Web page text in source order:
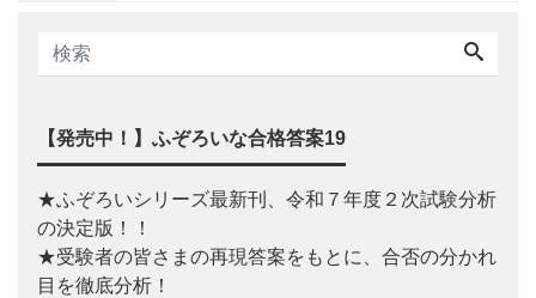
【発売中！】ふぞろいな合格答案19
★ふぞろいシリーズ最新刊、令和７年度２次試験分析
の決定版！！
★受験者の皆さまの再現答案をもとに、合否の分かれ
目を徹底分析！